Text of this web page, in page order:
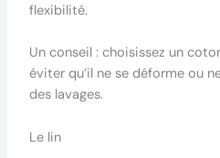
flexibilité.
Un conseil : choisissez un
éviter qu’il ne se déforme ou
des lavages.
Le lin